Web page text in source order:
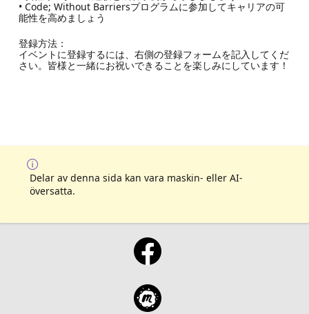
• Code; Without Barriersプログラムに参加してキャリアの可
能性を高めましょう
登録方法：
イベントに登録するには、右側の登録フォームを記入してくだ
さい。皆様と一緒にお祝いできることを楽しみにしています！
Delar av denna sida kan vara maskin- eller AI-
översatta.